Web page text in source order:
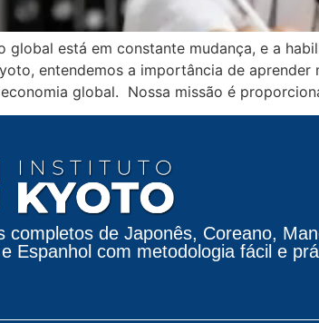
global está em constante mudança, e a
entendemos a importância de aprender
global. Nossa missão é
completos de Japonês, Coreano,
Espanhol com metodologia fácil e